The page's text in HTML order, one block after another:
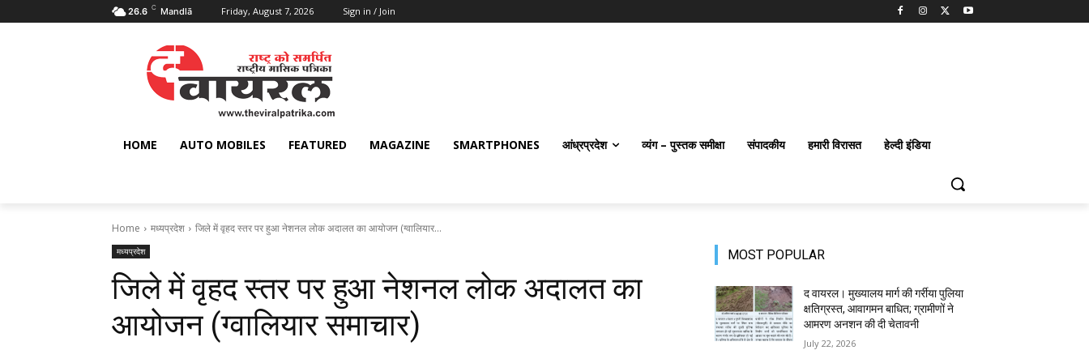
26.6 C Mandlā Friday, August 7, 2026 Sign in / Join
HOME AUTO MOBILES FEATURED MAGAZINE SMARTPHONES आंध्रप्रदेश व्यंग – पुस्तक समीक्षा संपादकीय हमारी विरासत हेल्दी इंडिया
Home मध्यप्रदेश जिले में वृहद स्तर पर हुआ नेशनल लोक अदालत का आयोजन (ग्‍वालियार...
मध्यप्रदेश
जिले में वृहद स्तर पर हुआ नेशनल लोक अदालत का
आयोजन (ग्‍वालियार समाचार)
MOST POPULAR
द वायरल। मुख्यालय मार्ग की गर्रीया पुलिया
क्षतिग्रस्त, आवागमन बाधित; ग्रामीणों ने
आमरण अनशन की दी चेतावनी
July 22, 2026